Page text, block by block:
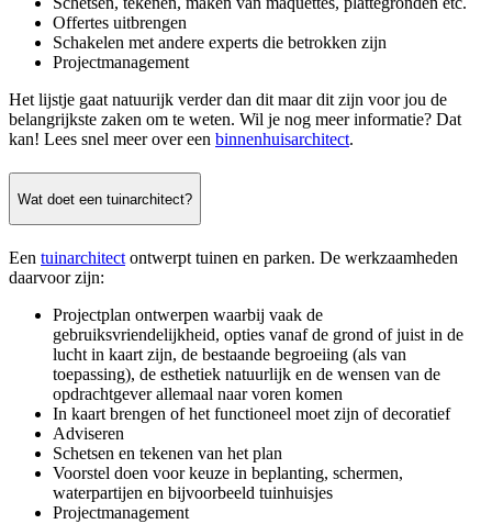
Offertes uitbrengen
Schakelen met andere experts die betrokken zijn
Projectmanagement
Het lijstje gaat natuurijk verder dan dit maar dit zijn voor jou de
belangrijkste zaken om te weten. Wil je nog meer informatie? Dat
kan! Lees snel meer over een binnenhuisarchitect.
Wat doet een tuinarchitect?
Een tuinarchitect ontwerpt tuinen en parken. De werkzaamheden
daarvoor zijn:
Projectplan ontwerpen waarbij vaak de
gebruiksvriendelijkheid, opties vanaf de grond of juist in de
lucht in kaart zijn, de bestaande begroeiing (als van
toepassing), de esthetiek natuurlijk en de wensen van de
opdrachtgever allemaal naar voren komen
In kaart brengen of het functioneel moet zijn of decoratief
Adviseren
Schetsen en tekenen van het plan
Voorstel doen voor keuze in beplanting, schermen,
waterpartijen en bijvoorbeeld tuinhuisjes
Projectmanagement